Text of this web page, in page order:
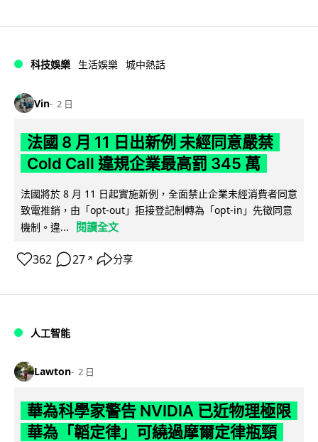
科技娛樂 生活娛樂 城中熱話
Vin 2 日
法國 8 月 11 日出新例 未經同意嚴禁
Cold Call 違規企業最高罰 345 萬
法國將於 8 月 11 日起實施新例，全面禁止企業未經消費者同意
致電推銷，由「opt-out」拒接登記制轉為「opt-in」先徵同意
機制。違...
閱讀全文
362 27 ↗ 分享
人工智能
Lawton 2 日
華為科學家警告 NVIDIA 已近物理極限
華為「韜定律」可繞過摩爾定律瓶頸